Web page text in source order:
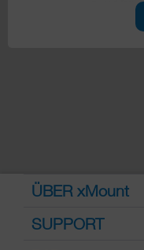
ÜBER xMount
SUPPORT